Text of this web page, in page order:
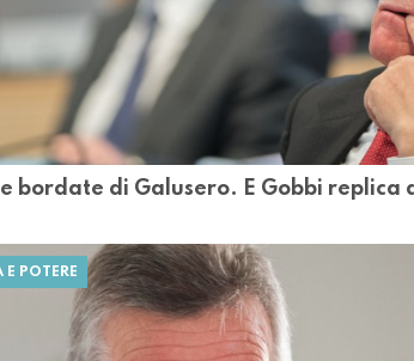
bordate di Galusero. E Gobbi replica
E POTERE